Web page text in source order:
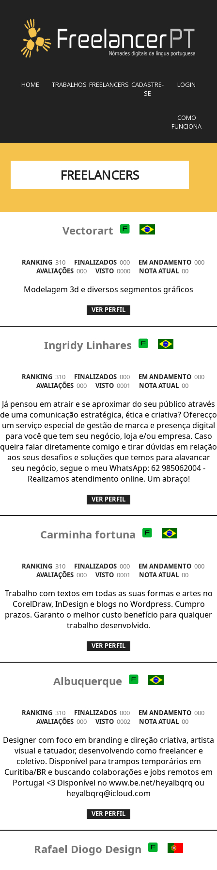
HOME TRABALHOS FREELANCERS CADASTRE-
SE
LOGIN
COMO
FUNCIONA
FREELANCERS
Vectorart
RANKING 310FINALIZADOS 000EM ANDAMENTO 000
AVALIAÇÕES 000VISTO 0000NOTA ATUAL 00
Modelagem 3d e diversos segmentos gráficos
VER PERFIL
Ingridy Linhares
RANKING 310FINALIZADOS 000EM ANDAMENTO 000
AVALIAÇÕES 000VISTO 0001 NOTA ATUAL 00
Já pensou em atrair e se aproximar do seu público através
de uma comunicação estratégica, ética e criativa? Oferecço
um serviço especial de gestão de marca e presença digital
para você que tem seu negócio, loja e/ou empresa. Caso
queira falar diretamente comigo e tirar dúvidas em relação
aos seus desafios e soluções que temos para alavancar
seu negócio, segue o meu WhatsApp: 62 985062004 -
Realizamos atendimento online. Um abraço!
VER PERFIL
Carminha fortuna
RANKING 310FINALIZADOS 000EM ANDAMENTO 000
AVALIAÇÕES 000VISTO 0001 NOTA ATUAL 00
Trabalho com textos em todas as suas formas e artes no
CorelDraw, InDesign e blogs no Wordpress. Cumpro
prazos. Garanto o melhor custo benefício para qualquer
trabalho desenvolvido.
VER PERFIL
Albuquerque
RANKING 310FINALIZADOS 000EM ANDAMENTO 000
AVALIAÇÕES 000VISTO 0002NOTA ATUAL 00
Designer com foco em branding e direção criativa, artista
visual e tatuador, desenvolvendo como freelancer e
coletivo. Disponível para trampos temporários em
Curitiba/BR e buscando colaborações e jobs remotos em
Portugal <3 Disponível no www.be.net/heyalbqrq ou
heyalbqrq@icloud.com
VER PERFIL
Rafael Diogo Design